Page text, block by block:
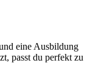
eine Ausbildung
passt du perfekt zu